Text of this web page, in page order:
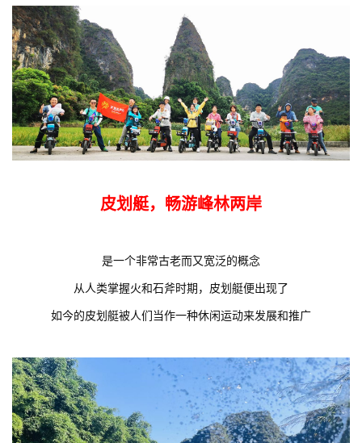
皮划艇，畅游峰林两岸
是一个非常古老而又宽泛的概念
从人类掌握火和石斧时期，皮划艇便出现了
如今的皮划艇被人们当作一种休闲运动来发展和推广